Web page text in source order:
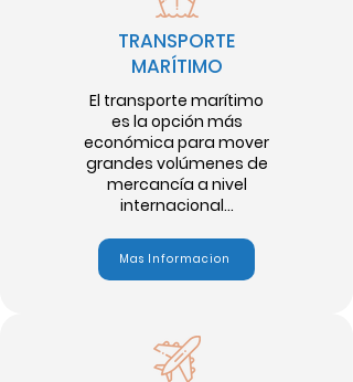
TRANSPORTE
MARÍTIMO
El transporte marítimo
es la opción más
económica para mover
grandes volúmenes de
mercancía a nivel
internacional...
Mas Informacion